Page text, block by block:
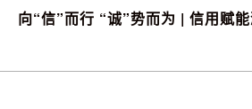
向“信”而行 “诚”势而为 | 信用赋